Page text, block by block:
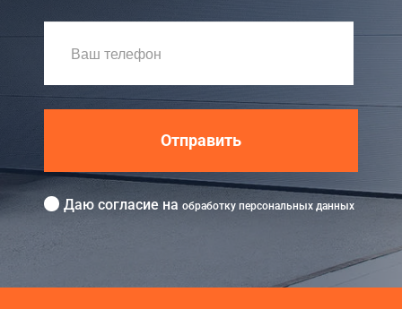
Отправить
Даю согласие на обработку персональных данных